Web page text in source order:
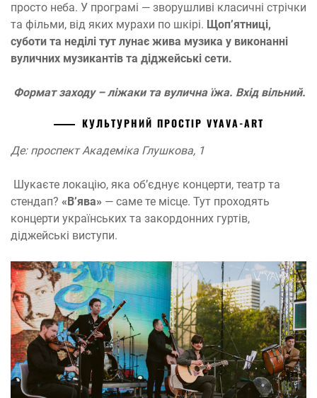
просто неба. У програмі — зворушливі класичні стрічки
та фільми, від яких мурахи по шкірі. Щопʼятниці,
суботи та неділі тут лунає жива музика у виконанні
вуличних музикантів та діджейські сети.
Формат заходу – ліжаки та вулична їжа. Вхід вільний.
КУЛЬТУРНИЙ ПРОСТІР VYAVA-ART
Де: проспект Академіка Глушкова, 1
Шукаєте локацію, яка обʼєднує концерти, театр та
стендап? «Вʼява» — саме те місце. Тут проходять
концерти українських та закордонних гуртів,
діджейські виступи.